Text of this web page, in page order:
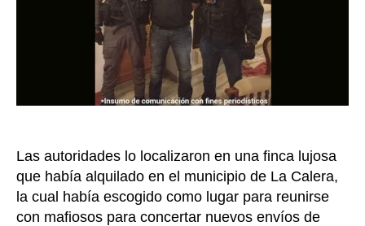
Las autoridades lo localizaron en una finca lujosa
que había alquilado en el municipio de La Calera,
la cual había escogido como lugar para reunirse
con mafiosos para concertar nuevos envíos de